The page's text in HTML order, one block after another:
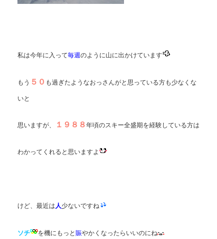
私は今年に入って毎週のように山に出かけています
もう ５０ も過ぎたようなおっさんがと思っている方も少なくな
いと
思いますが、 １９８８ 年頃のスキー全盛期を経験している方は
わかってくれると思いますよ
けど、最近は人少ないですね
ソチ を機にもっと 賑やかくなったらいいのにね